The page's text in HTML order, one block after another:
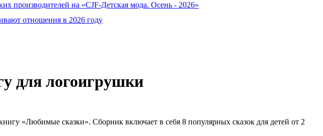
производителей на «CJF-Детская мода. Осень - 2026»
отношения в 2026 году
для логоигрушки
«Любимые сказки». Сборник включает в себя 8 популярных сказок для детей от 2